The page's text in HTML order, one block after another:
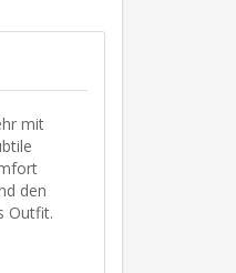
mit
den
Outfit.